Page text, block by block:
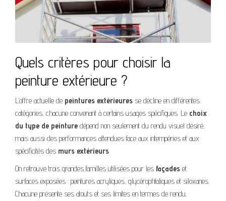
Quels critères pour choisir la
peinture extérieure ?
L’offre actuelle de peintures extérieures se décline en différentes
catégories, chacune convenant à certains usages spécifiques. Le choix
du type de peinture dépend non seulement du rendu visuel désiré,
mais aussi des performances attendues face aux intempéries et aux
spécificités des murs extérieurs.
On retrouve trois grandes familles utilisées pour les façades et
surfaces exposées : peintures acryliques, glycérophtaliques et siloxanes.
Chacune présente ses atouts et ses limites en termes de rendu,